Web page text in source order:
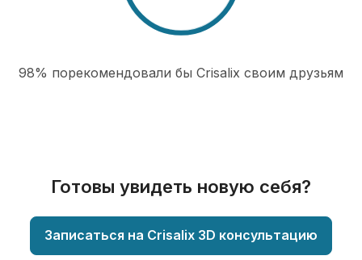
98% порекомендовали бы Сrisalix cвоим друзьям
Готовы увидеть новую себя?
Записаться на Crisalix 3D консультацию